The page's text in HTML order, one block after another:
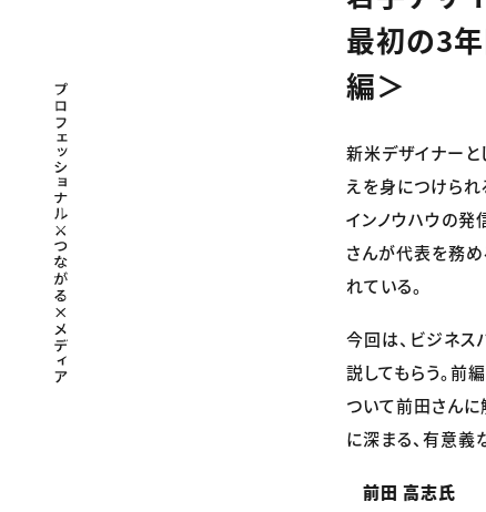
プロフェッショナル×つながる×メディア
最初の3
編＞
新米デザイナー
えを身につけられ
インノウハウの発
さんが代表を務
れている。
今回は、ビジネス
説してもらう。前
ついて前田さんに
に深まる、有意義
前田 高志氏